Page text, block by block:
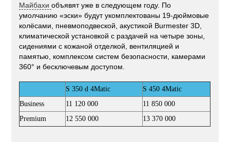
Майбахиобъявят уже в следующем году. По
умолчанию «эски» будут укомплектованы 19-дюймовые
колёсами, пневмоподвеской, акустикой Burmester 3D,
климатической установкой с раздачей на четыре зоны,
сидениями с кожаной отделкой, вентиляцией и
памятью, комплексом систем безопасности, камерами
360° и бесключевым доступом.
S 350 d 4Matic
S 450 4Matic
Business
11 120 000
11 850 000
Premium
12 550 000 13 370 000